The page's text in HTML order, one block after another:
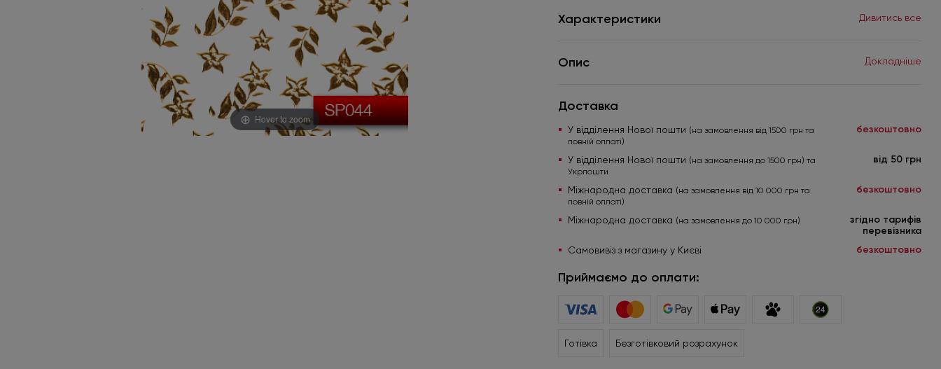
Hover to zoom
Характеристики Дивитись все
Опис Докладніше
Доставка
У відділення Нової пошти (на замовлення від 1500 грн та
повній оплаті)
безкоштовно
У відділення Нової пошти (на замовлення до 1500 грн) та
Укрпошти
від 50 грн
Міжнародна доставка (на замовлення від 10 000 грн та
повній оплаті)
безкоштовно
Міжнародна доставка (на замовлення до 10 000 грн)
згідно тарифів
перевізника
Самовивіз з магазину у Києві безкоштовно
Приймаємо до оплати:
Готівка Безготівковий розрахунок